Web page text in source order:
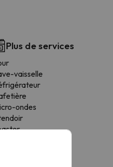
Plus de services
vaisselle
ondes